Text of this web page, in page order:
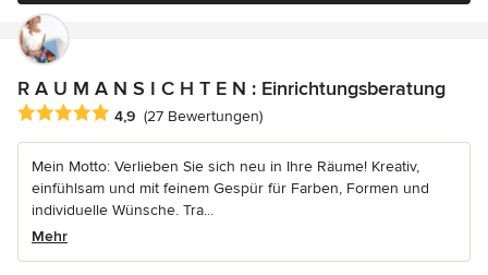
R A U M A N S I C H T E N : Einrichtungsberatung
Durchschnittliche Bewertung: 4.9 von 5 Sternen
4,9 (27 Bewertungen)
Mein Motto: Verlieben Sie sich neu in Ihre Räume! Kreativ,
einfühlsam und mit feinem Gespür für Farben, Formen und
individuelle Wünsche. Tra...
Mehr